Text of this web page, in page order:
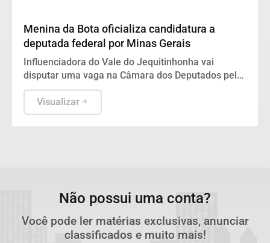
Menina da Bota oficializa candidatura a
deputada federal por Minas Gerais
Influenciadora do Vale do Jequitinhonha vai
disputar uma vaga na Câmara dos Deputados pela
federação União Brasil-PP
Visualizar
Não possui uma conta?
Você pode ler matérias exclusivas, anunciar
classificados e muito mais!